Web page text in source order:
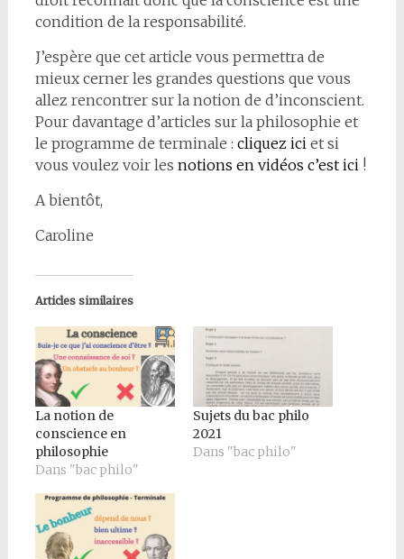
condition de la responsabilité.
J’espère que cet article vous permettra de
mieux cerner les grandes questions que vous
allez rencontrer sur la notion de d’inconscient.
Pour davantage d’articles sur la philosophie et
le programme de terminale : cliquez iciet si
vous voulez voir les notions en vidéos c’est ici !
A bientôt,
Caroline
Articles similaires
La notion de
conscience en
philosophie
Dans "bac philo"
Sujets du bac philo
2021
Dans "bac philo"